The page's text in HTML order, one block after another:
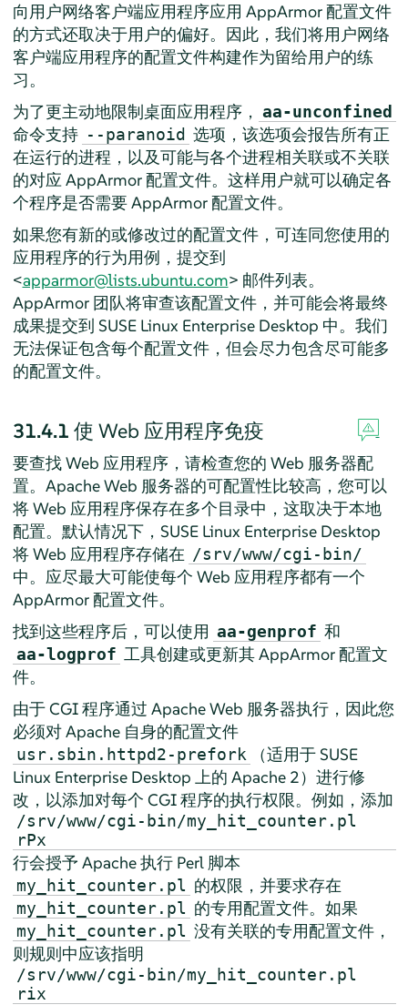
向用户网络客户端应用程序应用 AppArmor配置文件
的方式还取决于用户的偏好。因此，我们将用户网络
客户端应用程序的配置文件构建作为留给用户的练
习。
为了更主动地限制桌面应用程序， aa-unconfined
命令支持 --paranoid 选项，该选项会报告所有正
在运行的进程，以及可能与各个进程相关联或不关联
的对应AppArmor配置文件。这样用户就可以确定各
个程序是否需要AppArmor配置文件。
如果您有新的或修改过的配置文件，可连同您使用的
应用程序的行为用例，提交到
<apparmor@lists.ubuntu.com> 邮件列表。
AppArmor团队将审查该配置文件，并可能会将最终
成果提交到 SUSE Linux Enterprise Desktop 中。我们
无法保证包含每个配置文件，但会尽力包含尽可能多
的配置文件。
31.4.1 使 Web 应用程序免疫
要查找 Web 应用程序，请检查您的 Web 服务器配
置。Apache Web 服务器的可配置性比较高，您可以
将 Web 应用程序保存在多个目录中，这取决于本地
配置。默认情况下， SUSE Linux Enterprise Desktop
将 Web 应用程序存储在 /srv/www/cgi-bin/
中。应尽最大可能使每个 Web 应用程序都有一个
AppArmor配置文件。
找到这些程序后，可以使用 aa-genprof 和
aa-logprof 工具创建或更新其AppArmor配置文
件。
由于 CGI 程序通过 Apache Web 服务器执行，因此您
必须对 Apache 自身的配置文件
usr.sbin.httpd2-prefork （适用于 SUSE
Linux Enterprise Desktop 上的 Apache 2）进行修
改，以添加对每个 CGI 程序的执行权限。例如，添加
/srv/www/cgi-bin/my_hit_counter.pl
rPx
行会授予 Apache 执行 Perl 脚本
my_hit_counter.pl 的权限，并要求存在
my_hit_counter.pl 的专用配置文件。如果
my_hit_counter.pl 没有关联的专用配置文件，
则规则中应该指明
/srv/www/cgi-bin/my_hit_counter.pl
rix